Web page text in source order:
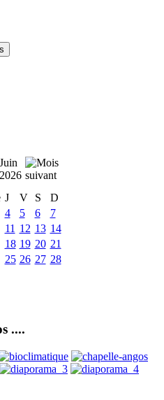
Juin
2026
J V S
D
4 5 6
7
11 12 13 14
18 19 20 21
25 26 27 28
....